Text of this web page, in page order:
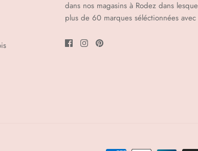
dans nos magasins à Rodez dans
plus de 60 marques séléctionnées avec